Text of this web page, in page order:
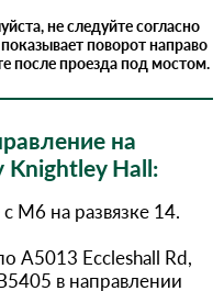
не следуйте согласно
поворот направо
после проезда под мостом.
на
Knightley Hall:
M6 на развязке 14.
A5013 Eccleshall Rd,
в направлении